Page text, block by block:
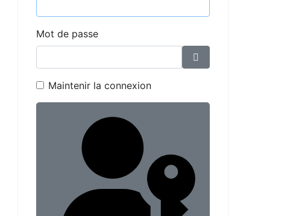
Mot de passe
Maintenir la connexion